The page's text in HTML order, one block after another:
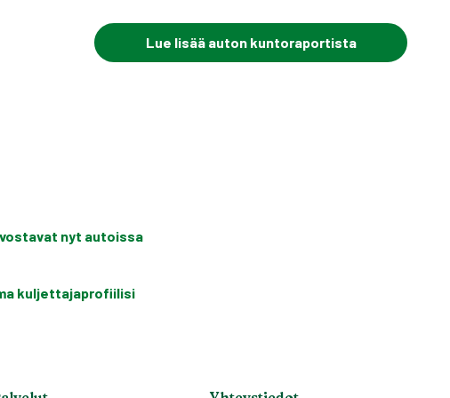
Lue lisää auton kuntoraportista
nyt autoissa
kuljettajaprofiilisi